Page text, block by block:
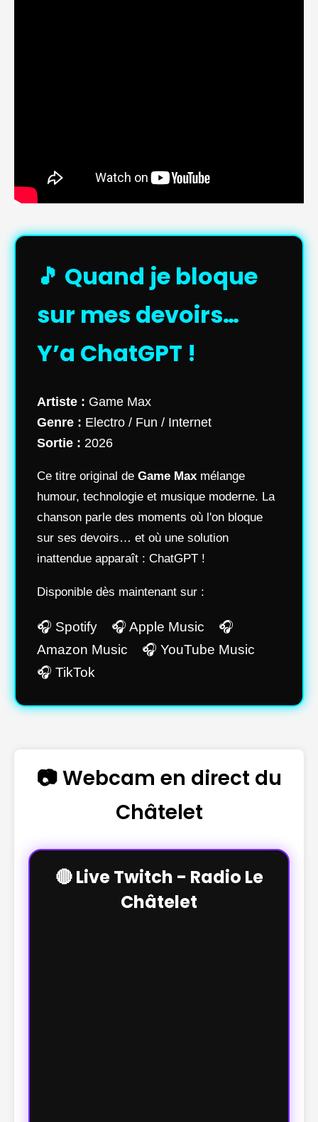
🎵 Quand je bloque
sur mes devoirs…
Y’a ChatGPT !
Artiste : Game Max
Genre : Electro / Fun / Internet
Sortie : 2026
Ce titre original de Game Max mélange
humour, technologie et musique moderne. La
chanson parle des moments où l'on bloque
sur ses devoirs… et où une solution
inattendue apparaît : ChatGPT !
Disponible dès maintenant sur :
🎧 Spotify 🎧 Apple Music 🎧
Amazon Music 🎧 YouTube Music
🎧 TikTok
📷 Webcam en direct du
Châtelet
🔴 Live Twitch - Radio Le
Châtelet